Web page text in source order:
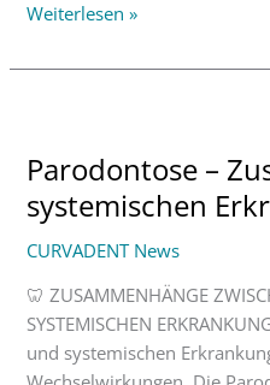
Weiterlesen »
Parodontose –
systemischen
CURVADENT News
🦷 ZUSAMMENHÄNGE
SYSTEMISCHEN
und systemischen
Zusammenhang
zu
systemischen
Erkrankungen